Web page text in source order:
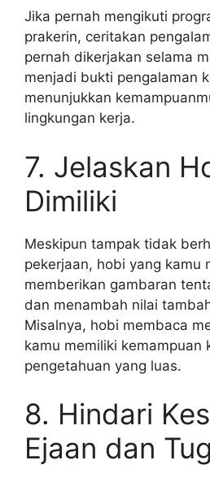
Jika pernah mengikuti
prakerin, ceritakan
pernah dikerjakan selama
menjadi bukti pengalaman
menunjukkan
lingkungan kerja.
7. Jelaskan
Dimiliki
Meskipun tampak tidak
pekerjaan, hobi yang kamu
memberikan gambaran
dan menambah nilai
Misalnya, hobi membaca
kamu memiliki kemampuan
pengetahuan yang luas.
8. Hindari
Ejaan dan